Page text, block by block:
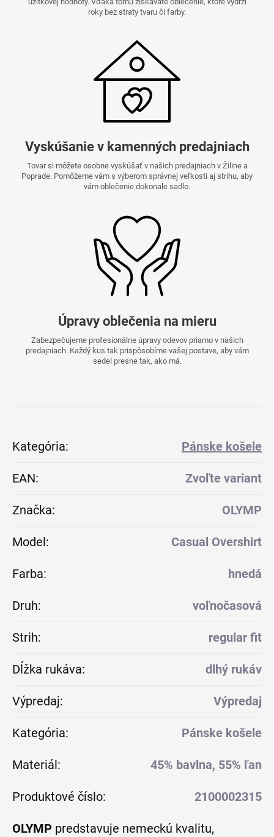
roky bez straty tvaru či farby.
Vyskúšanie v kamenných predajniach
Tovar si môžete osobne vyskúšať v našich predajniach v Žiline a
Poprade. Pomôžeme vám s výberom správnej veľkosti aj strihu, aby
vám oblečenie dokonale sadlo.
Úpravy oblečenia na mieru
Zabezpečujeme profesionálne úpravy odevov priamo v našich
predajniach. Každý kus tak prispôsobíme vašej postave, aby vám
sedel presne tak, ako má.
Kategória: Pánske košele
EAN: Zvoľte variant
Značka: OLYMP
Model: Casual Overshirt
Farba: hnedá
Druh: voľnočasová
Strih: regular fit
Dĺžka rukáva: dlhý rukáv
Výpredaj: Výpredaj
Kategória: Pánske košele
Materiál: 45% bavlna, 55% ľan
Produktové číslo: 2100002315
OLYMP predstavuje nemeckú kvalitu,